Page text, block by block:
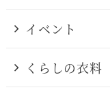
イベント
くらしの衣料